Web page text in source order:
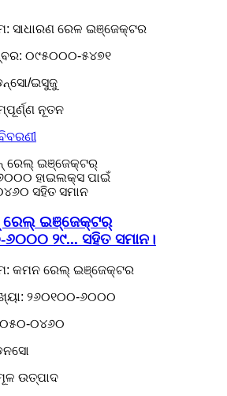
ସାଧାରଣ ରେଳ ଇଞ୍ଜେକ୍ଟର
୦୯୫୦୦୦-୫୪୭୧
ଇସୁଜୁ
ନୂତନ
ରେଲ୍ ଇଞ୍ଜେକ୍ଟର୍
୨୯... ସହିତ ସମାନ।
କମନ ରେଲ୍ ଇଞ୍ଜେକ୍ଟର
୨୬୦୧୦୦-୬୦୦୦
୦୪୬୦
ଉତ୍ପାଦ